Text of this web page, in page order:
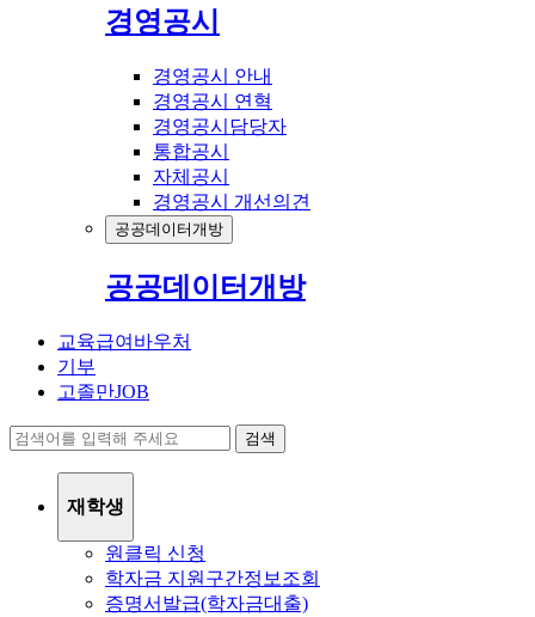
경영공시
경영공시 안내
경영공시 연혁
경영공시담당자
통합공시
자체공시
경영공시 개선의견
공공데이터개방
공공데이터개방
교육급여바우처
기부
고졸만JOB
검색
재학생
원클릭 신청
학자금 지원구간정보조회
증명서발급(학자금대출)